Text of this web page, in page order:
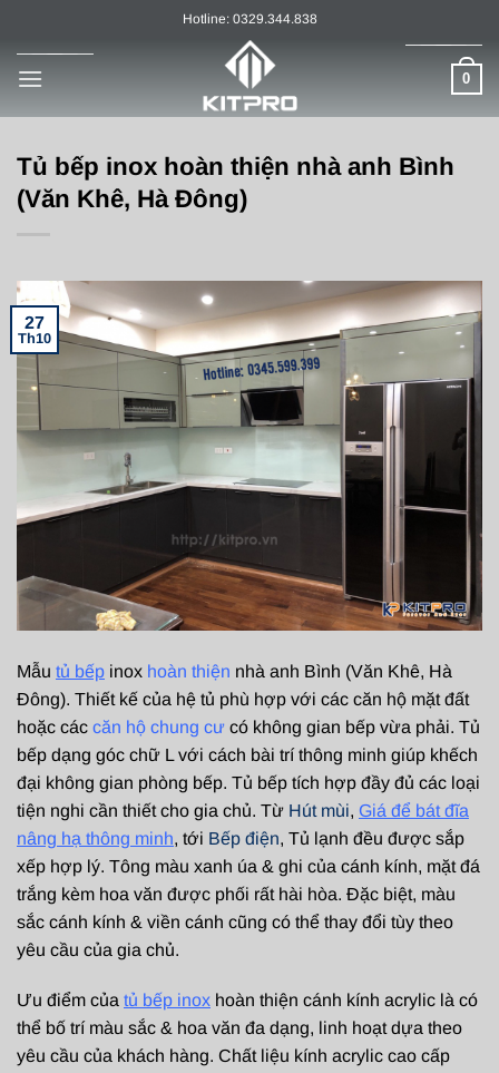
nội
Hotline: 0329.344.838
0
Tủ bếp inox hoàn thiện nhà anh Bình
(Văn Khê, Hà Đông)
27
Th10
Mẫu tủ bếp inox hoàn thiện nhà anh Bình (Văn Khê, Hà
Đông). Thiết kế của hệ tủ phù hợp với các căn hộ mặt đất
hoặc các căn hộ chung cư có không gian bếp vừa phải. Tủ
bếp dạng góc chữ L với cách bài trí thông minh giúp khếch
đại không gian phòng bếp. Tủ bếp tích hợp đầy đủ các loại
tiện nghi cần thiết cho gia chủ. Từ Hút mùi, Giá để bát đĩa
nâng hạ thông minh, tới Bếp điện, Tủ lạnh đều được sắp
xếp hợp lý. Tông màu xanh úa & ghi của cánh kính, mặt đá
trắng kèm hoa văn được phối rất hài hòa. Đặc biệt, màu
sắc cánh kính & viền cánh cũng có thể thay đổi tùy theo
yêu cầu của gia chủ.
Ưu điểm của tủ bếp inox hoàn thiện cánh kính acrylic là có
thể bố trí màu sắc & hoa văn đa dạng, linh hoạt dựa theo
yêu cầu của khách hàng. Chất liệu kính acrylic cao cấp